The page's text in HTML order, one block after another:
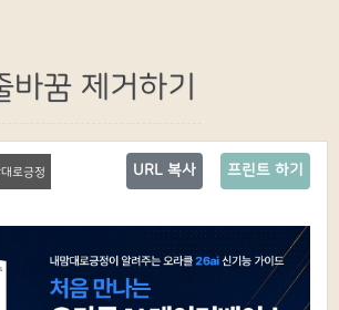
바꿈 제거하기
로긍정 프린트 하기
URL 복사